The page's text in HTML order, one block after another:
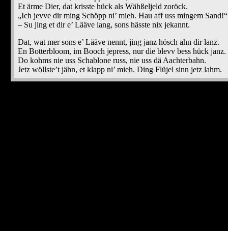
Et ärme Dier, dat krisste hück als Wähßeljeld zoröck.
„Ich jevve dir ming Schöpp ni’ mieh. Hau aff uss mingem Sand!“
– Su jing et dir e’ Lääve lang, sons hässte nix jekannt.
Dat, wat mer sons e’ Lääve nennt, jing janz hösch ahn dir lanz.
En Botterbloom, im Booch jepress, nur die blevv bess hück janz.
Do kohms nie uss Schablone russ, nie uss dä Aachterbahn.
Jetz wöllste’t jähn, et klapp ni’ mieh. Ding Flüjel sinn jetz lahm.